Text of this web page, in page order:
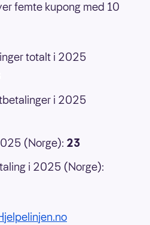
femte kupong med 10
totalt i 2025
i 2025
(Norge): 23
i 2025 (Norge):